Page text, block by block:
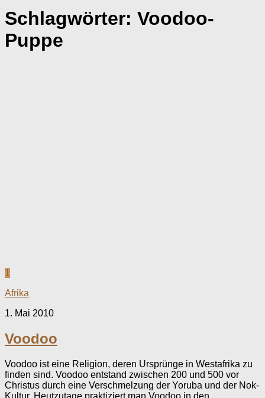
Schlagwörter: Voodoo-
Puppe
1
Afrika
1. Mai 2010
Voodoo
Voodoo ist eine Religion, deren Ursprünge in Westafrika zu
finden sind. Voodoo entstand zwischen 200 und 500 vor
Christus durch eine Verschmelzung der Yoruba und der Nok-
Kultur. Heutzutage praktiziert man Voodoo in den